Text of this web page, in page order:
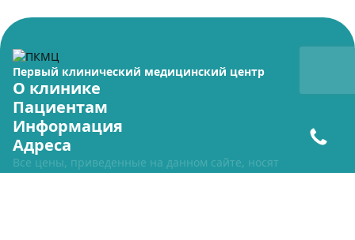
Первый клинический медицинский центр
О клинике
Пациентам
Информация
Адреса
Все цены, приведенные на данном сайте, носят
исключительно информационный характер и ни при каких